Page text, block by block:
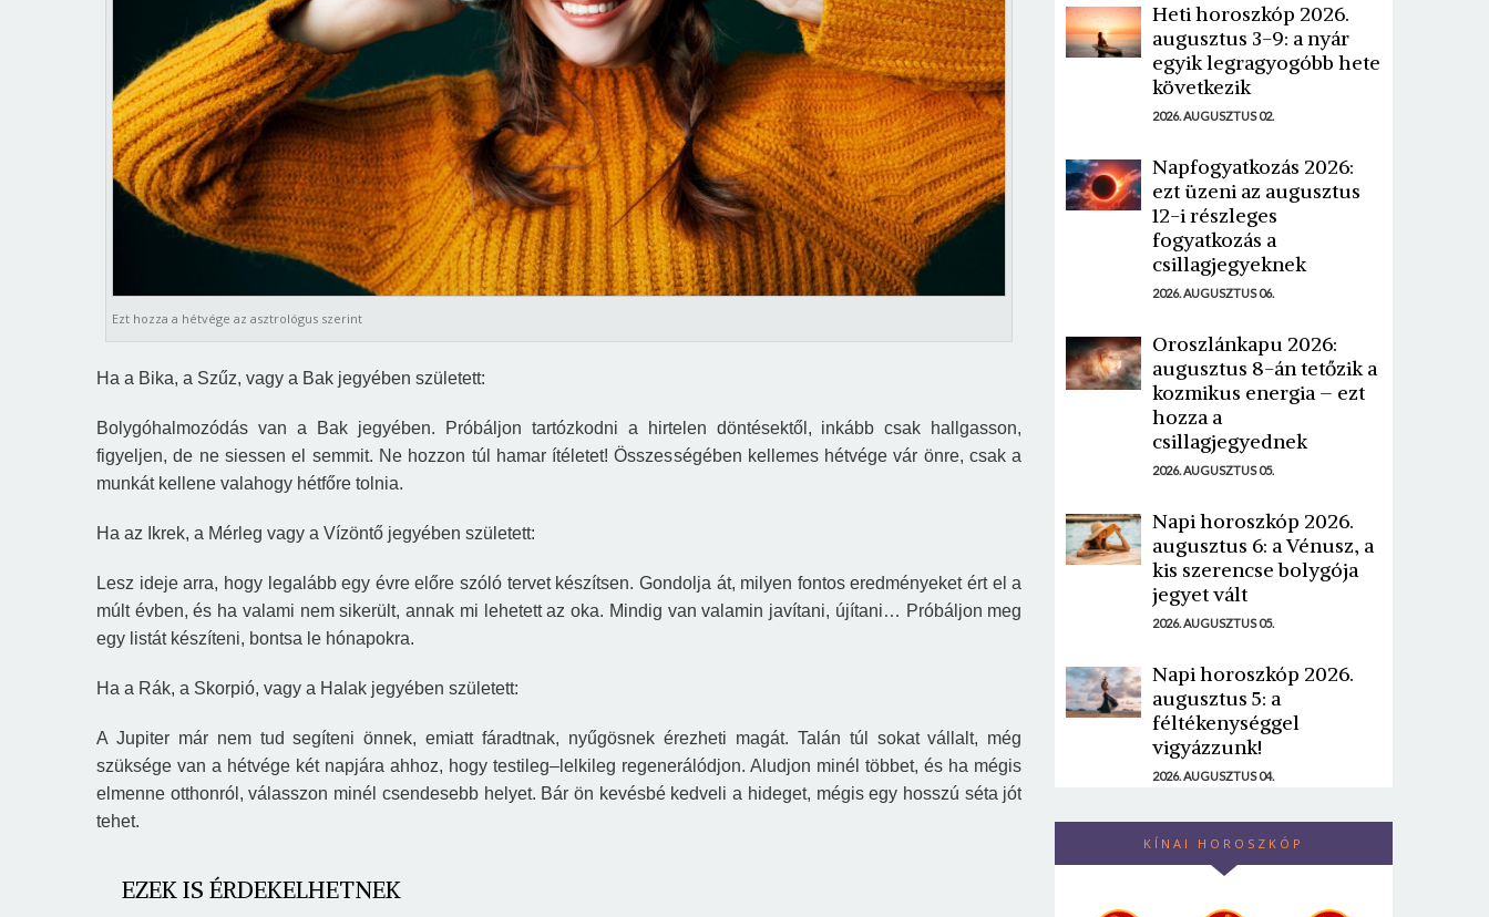
Ezt hozza a hétvége az asztrológus szerint
Ha a Bika, a Szűz, vagy a Bak jegyében született:
Bolygóhalmozódás van a Bak jegyében. Próbáljon tartózkodni a hirtelen döntésektől, inkább csak hallgasson,
figyeljen, de ne siessen el semmit. Ne hozzon túl hamar ítéletet! Összességében kellemes hétvége vár önre, csak a
munkát kellene valahogy hétfőre tolnia.
Ha az Ikrek, a Mérleg vagy a Vízöntő jegyében született:
Lesz ideje arra, hogy legalább egy évre előre szóló tervet készítsen. Gondolja át, milyen fontos eredményeket ért el a
múlt évben, és ha valami nem sikerült, annak mi lehetett az oka. Mindig van valamin javítani, újítani… Próbáljon meg
egy listát készíteni, bontsa le hónapokra.
Ha a Rák, a Skorpió, vagy a Halak jegyében született:
A Jupiter már nem tud segíteniönnek, emiatt fáradtnak, nyűgösnek érezheti magát. Talán túl sokat vállalt, még
szüksége van a hétvége két napjára ahhoz, hogy testileg– lelkileg regenerálódjon. Aludjon minél többet, és ha mégis
elmenne otthonról, válasszon minél csendesebb helyet. Bár ön kevésbé kedveli a hideget, mégis egy hosszú séta jót
tehet.
EZEK IS ÉRDEKELHETNEK
Heti horoszkóp 2026.
augusztus 3-9: a nyár
egyik legragyogóbb hete
következik
2026. AUGUSZTUS 02.
Napfogyatkozás 2026:
ezt üzeni az augusztus
12-i részleges
fogyatkozás a
csillagjegyeknek
2026. AUGUSZTUS 06.
Oroszlánkapu 2026:
augusztus 8-án tetőzik a
kozmikus energia – ezt
hozza a
csillagjegyednek
2026. AUGUSZTUS 05.
Napi horoszkóp 2026.
augusztus 6: a Vénusz, a
kis szerencse bolygója
jegyet vált
2026. AUGUSZTUS 05.
Napi horoszkóp 2026.
augusztus 5: a
féltékenységgel
vigyázzunk!
2026. AUGUSZTUS 04.
KÍNAI HOROSZKÓP